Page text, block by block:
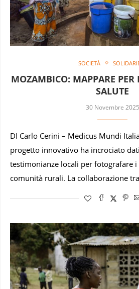
SOCIETÀ
MOZAMBICO: MAPPARE PER
SALUTE
30 Novembre 2025
DI Carlo Cerini – Medicus Mundi
progetto innovativo ha incrociato
testimonianze locali per fotografare
comunità rurali. La collaborazione